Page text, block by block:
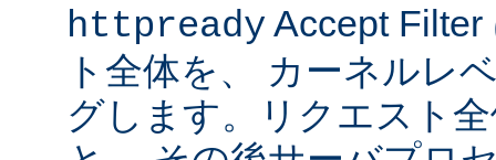
httpready Accept
ト全体を、 カーネルレ
グします。リクエスト